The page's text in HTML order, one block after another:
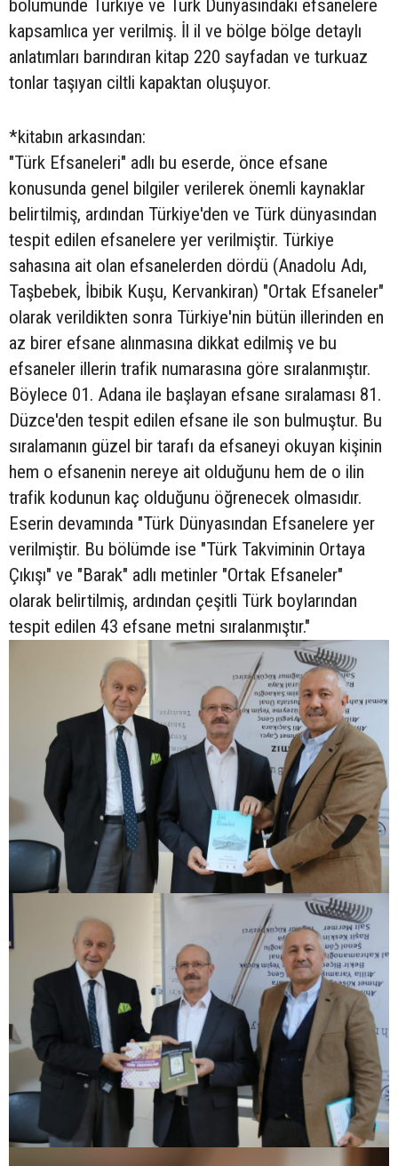
bölümünde Türkiye ve Türk Dünyasındaki efsanelere
kapsamlıca yer verilmiş. İl il ve bölge bölge detaylı
anlatımları barındıran kitap 220 sayfadan ve turkuaz
tonlar taşıyan ciltli kapaktan oluşuyor.
*kitabın arkasından:
"Türk Efsaneleri" adlı bu eserde, önce efsane
konusunda genel bilgiler verilerek önemli kaynaklar
belirtilmiş, ardından Türkiye'den ve Türk dünyasından
tespit edilen efsanelere yer verilmiştir. Türkiye
sahasına ait olan efsanelerden dördü (Anadolu Adı,
Taşbebek, İbibik Kuşu, Kervankiran) "Ortak Efsaneler"
olarak verildikten sonra Türkiye'nin bütün illerinden en
az birer efsane alınmasına dikkat edilmiş ve bu
efsaneler illerin trafik numarasına göre sıralanmıştır.
Böylece 01. Adana ile başlayan efsane sıralaması 81.
Düzce'den tespit edilen efsane ile son bulmuştur. Bu
sıralamanın güzel bir tarafı da efsaneyi okuyan kişinin
hem o efsanenin nereye ait olduğunu hem de o ilin
trafik kodunun kaç olduğunu öğrenecek olmasıdır.
Eserin devamında "Türk Dünyasından Efsanelere yer
verilmiştir. Bu bölümde ise "Türk Takviminin Ortaya
Çıkışı" ve "Barak" adlı metinler "Ortak Efsaneler"
olarak belirtilmiş, ardından çeşitli Türk boylarından
tespit edilen 43 efsane metni sıralanmıştır."